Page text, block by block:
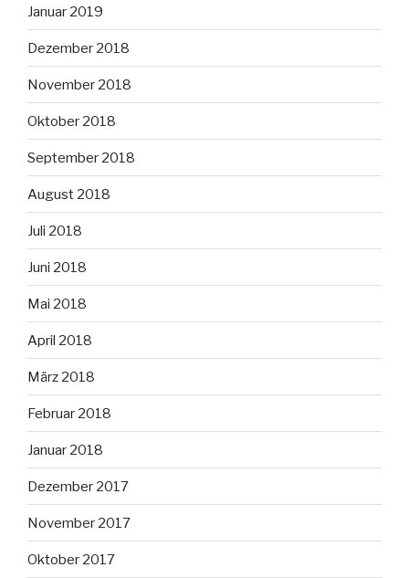
Januar 2019
Dezember 2018
November 2018
Oktober 2018
September 2018
August 2018
Juli 2018
Juni 2018
Mai 2018
April 2018
März 2018
Februar 2018
Januar 2018
Dezember 2017
November 2017
Oktober 2017